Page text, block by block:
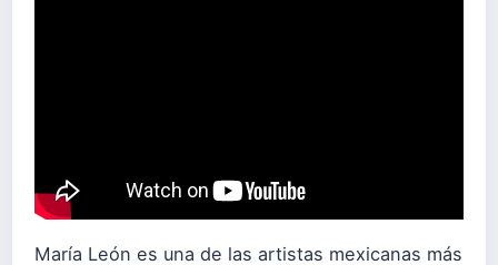
María León es una de las artistas mexicanas más